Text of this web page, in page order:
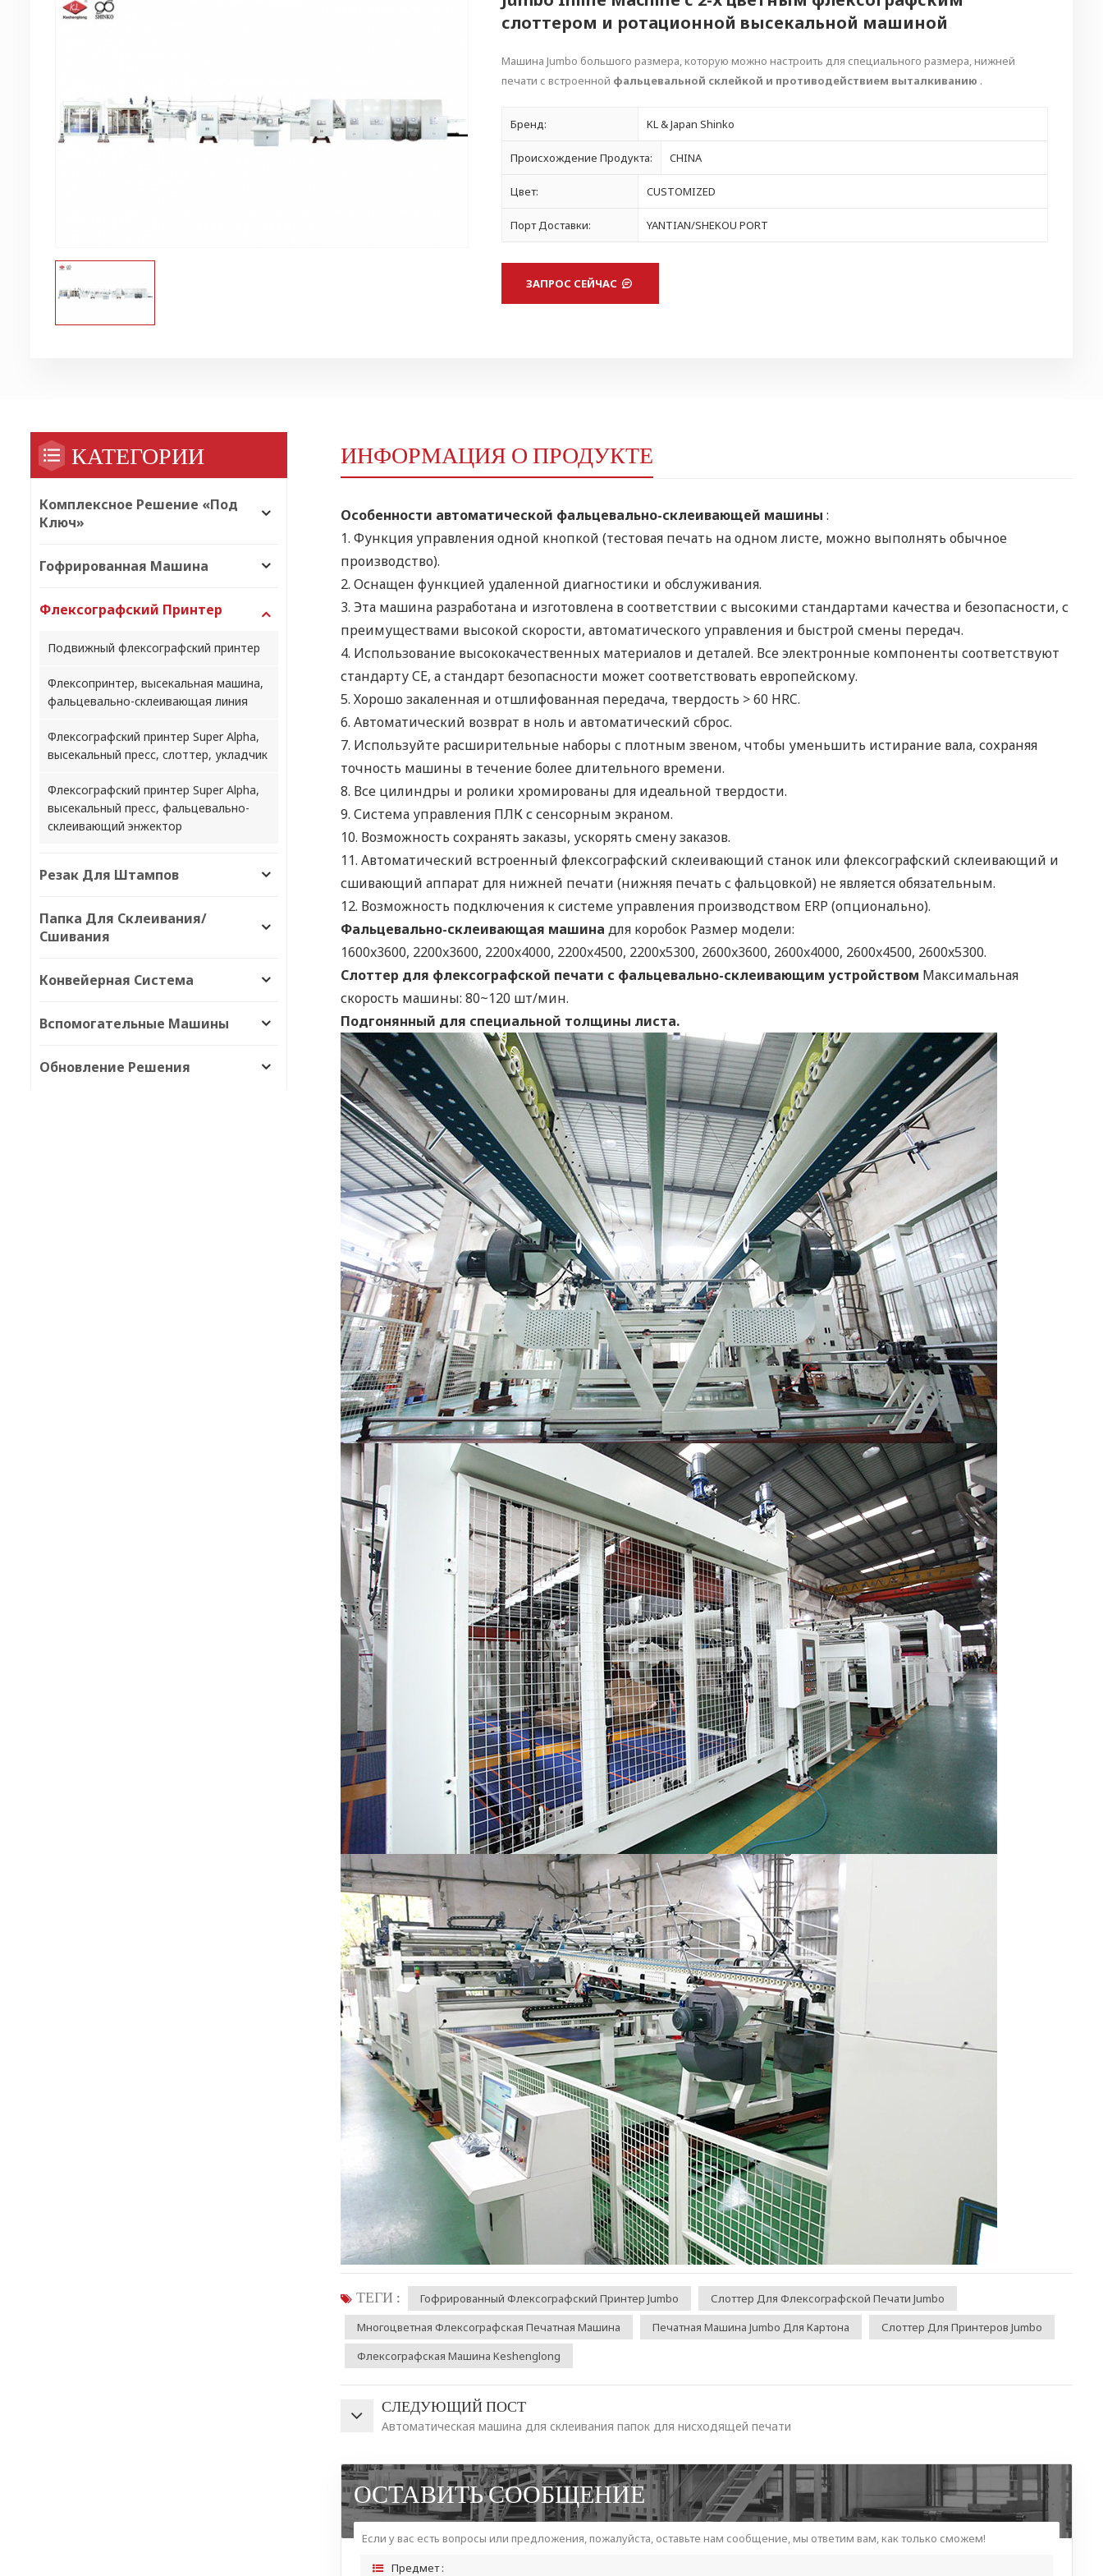
слоттером и ротационной высекальной машиной
Машина Jumbo большого размера, которую можно настроить для специального размера, нижней
печати с встроенной фальцевальной склейкой и противодействием выталкиванию .
Бренд: KL & Japan Shinko
Происхождение Продукта: CHINA
Цвет: CUSTOMIZED
Порт Доставки: YANTIAN/SHEKOU PORT
ЗАПРОС СЕЙЧАС
ИНФОРМАЦИЯ О ПРОДУКТЕ
Особенности автоматической фальцевально-склеивающей машины :
1. Функция управления одной кнопкой (тестовая печать на одном листе, можно выполнять обычное
производство).
2. Оснащен функцией удаленной диагностики и обслуживания.
3. Эта машина разработана и изготовлена ​​в соответствии с высокими стандартами качества и безопасности, с
преимуществами высокой скорости, автоматического управления и быстрой смены передач.
4. Использование высококачественных материалов и деталей. Все электронные компоненты соответствуют
стандарту СЕ, а стандарт безопасности может соответствовать европейскому.
5. Хорошо закаленная и отшлифованная передача, твердость > 60 HRC.
6. Автоматический возврат в ноль и автоматический сброс.
7. Используйте расширительные наборы с плотным звеном, чтобы уменьшить истирание вала, сохраняя
точность машины в течение более длительного времени.
8. Все цилиндры и ролики хромированы для идеальной твердости.
9. Система управления ПЛК с сенсорным экраном.
10. Возможность сохранять заказы, ускорять смену заказов.
11. Автоматический встроенный флексографский склеивающий станок или флексографский склеивающий и
сшивающий аппарат для нижней печати (нижняя печать с фальцовкой) не является обязательным.
12. Возможность подключения к системе управления производством ERP (опционально).
Фальцевально-склеивающая машина для коробок Размер модели:
1600x3600, 2200x3600, 2200x4000, 2200x4500, 2200x5300, 2600x3600, 2600x4000, 2600x4500, 2600x5300.
Слоттер для флексографской печати с фальцевально-склеивающим устройством Максимальная
скорость машины: 80~120 шт/мин.
Подгонянный для специальной толщины листа.
ТЕГИ : Гофрированный Флексографский Принтер Jumbo
Слоттер Для Флексографской Печати Jumbo
Многоцветная Флексографская Печатная Машина
Печатная Машина Jumbo Для Картона
Слоттер Для Принтеров Jumbo
Флексографская Машина Keshenglong
СЛЕДУЮЩИЙ ПОСТ
Автоматическая машина для склеивания папок для нисходящей печати
ОСТАВИТЬ СООБЩЕНИЕ
Если у вас есть вопросы или предложения, пожалуйста, оставьте нам сообщение, мы ответим вам, как только сможем!
Предмет :
КАТЕГОРИИ
Комплексное Решение «под
Ключ»
Гофрированная Машина
Флексографский Принтер
Подвижный флексографский принтер
Флексопринтер, высекальная машина,
фальцевально-склеивающая линия
Флексографский принтер Super Alpha,
высекальный пресс, слоттер, укладчик
Флексографский принтер Super Alpha,
высекальный пресс, фальцевально-
склеивающий энжектор
Резак Для Штампов
Папка Для Склеивания/
Сшивания
Конвейерная Система
Вспомогательные Машины
Обновление Решения